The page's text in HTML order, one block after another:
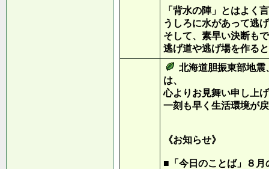
「背水の陣」とはよく
うしろに水があって逃
そして、素早い決断も
逃げ道や逃げ場を作る
北海道胆振東部地震
は、
心よりお見舞い申し上
一刻も早く生活環境が
《お知らせ》
■「今日のことば」８